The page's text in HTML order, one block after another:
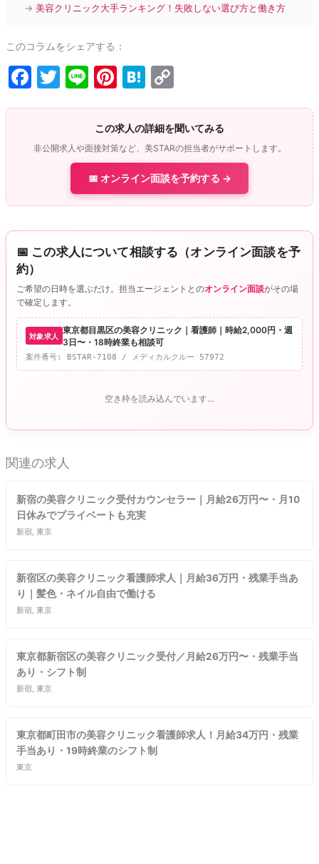
→美容クリニック大手ランキング！失敗しない選び方と働き方
このコラムをシェアする：
F
e
o
k
T
er
Li
e
Pi
er
e
st
H
e
n
a
p
y
Li
n
k
この求人の詳細を聞いてみる
非公開求人や面接対策など、美STARの担当者がサポートします。
📅 オンライン面談を予約する →
📅 この求人について相談する（オンライン面談を予
約）
ご希望の日時を選ぶだけ。担当エージェントとのオンライン面談がその場
で確定します。
対象求人
東京都目黒区の美容クリニック｜看護師｜時給2,000円・週
3日〜・18時終業も相談可
案件番号: BSTAR-7108 / メディカルクルー 57972
空き枠を読み込んでいます…
関連の求人
新宿の美容クリニック受付カウンセラー｜月給26万円〜・月10
日休みでプライベートも充実
新宿, 東京
新宿区の美容クリニック看護師求人｜月給36万円・残業手当あ
り｜髪色・ネイル自由で働ける
新宿, 東京
東京都新宿区の美容クリニック受付／月給26万円〜・残業手当
あり・シフト制
新宿, 東京
東京都町田市の美容クリニック看護師求人！月給34万円・残業
手当あり・19時終業のシフト制
東京